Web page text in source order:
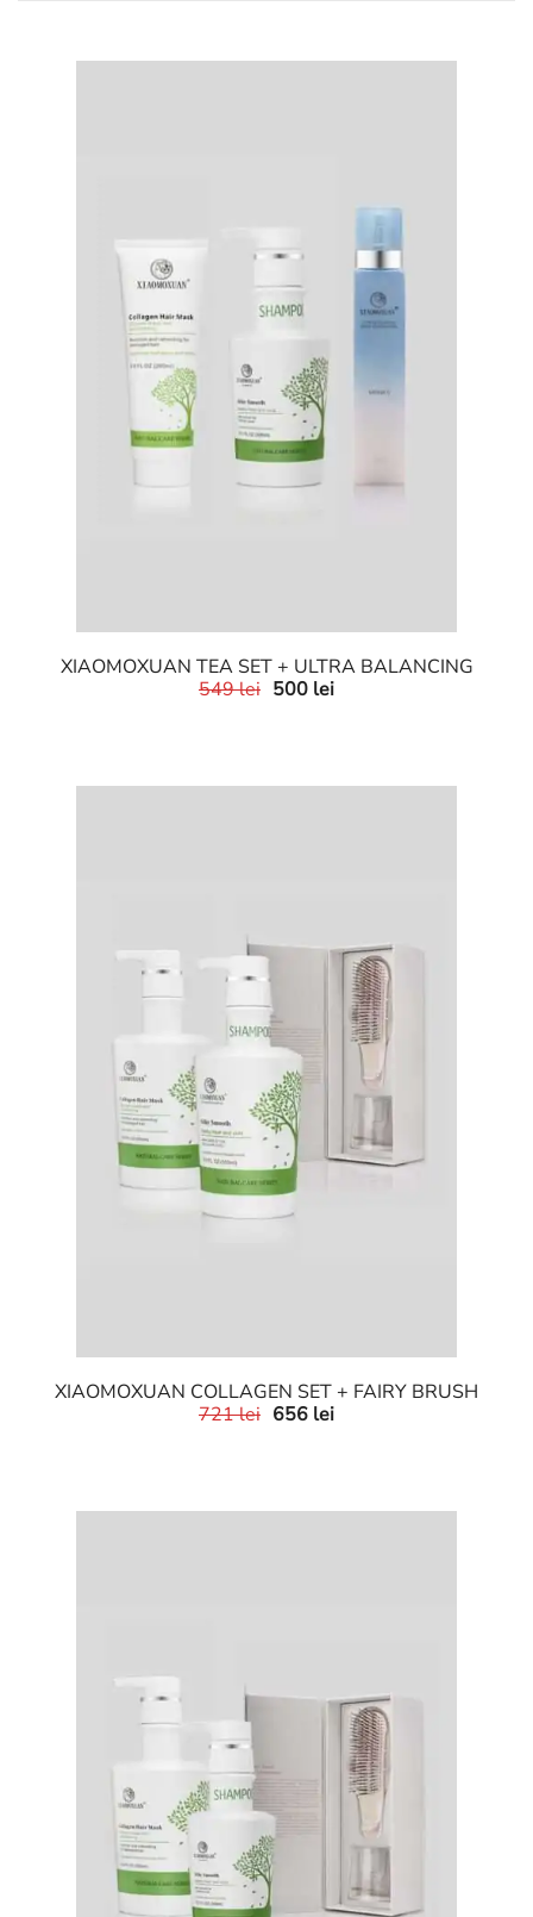
XIAOMOXUAN TEA SET + ULTRA BALANCING
549lei 500 lei
XIAOMOXUAN COLLAGEN SET + FAIRY BRUSH
721lei 656 lei